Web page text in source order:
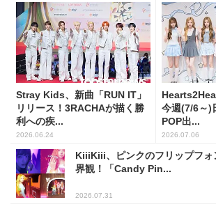
Stray Kids、新曲「RUN IT」
リリース！3RACHAが描く勝
利への疾...
2026.06.24
今週(7/6～)
POP出...
2026.07.06
KiiiKiii、ピンクのフリップフォ
界観！「Candy Pin...
2026.07.31